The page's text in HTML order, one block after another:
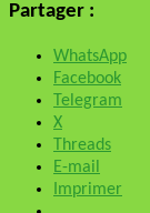
Partager :
WhatsApp
Facebook
Telegram
X
Threads
E-mail
Imprimer